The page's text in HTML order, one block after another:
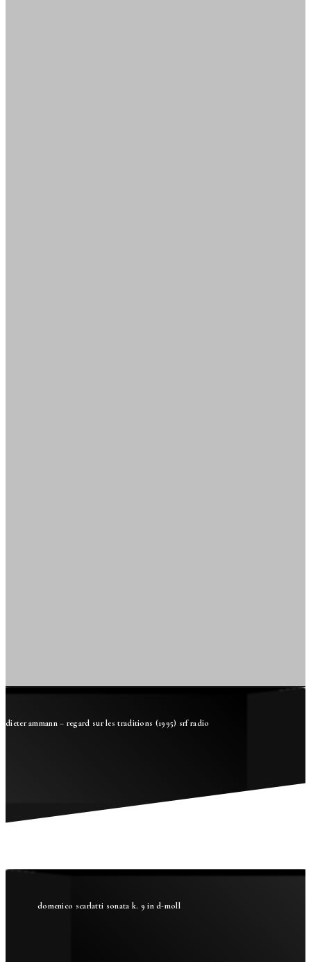
dieter ammann – regard sur les traditions (1995) srf radio
domenico scarlatti sonata k. 9 in d-moll